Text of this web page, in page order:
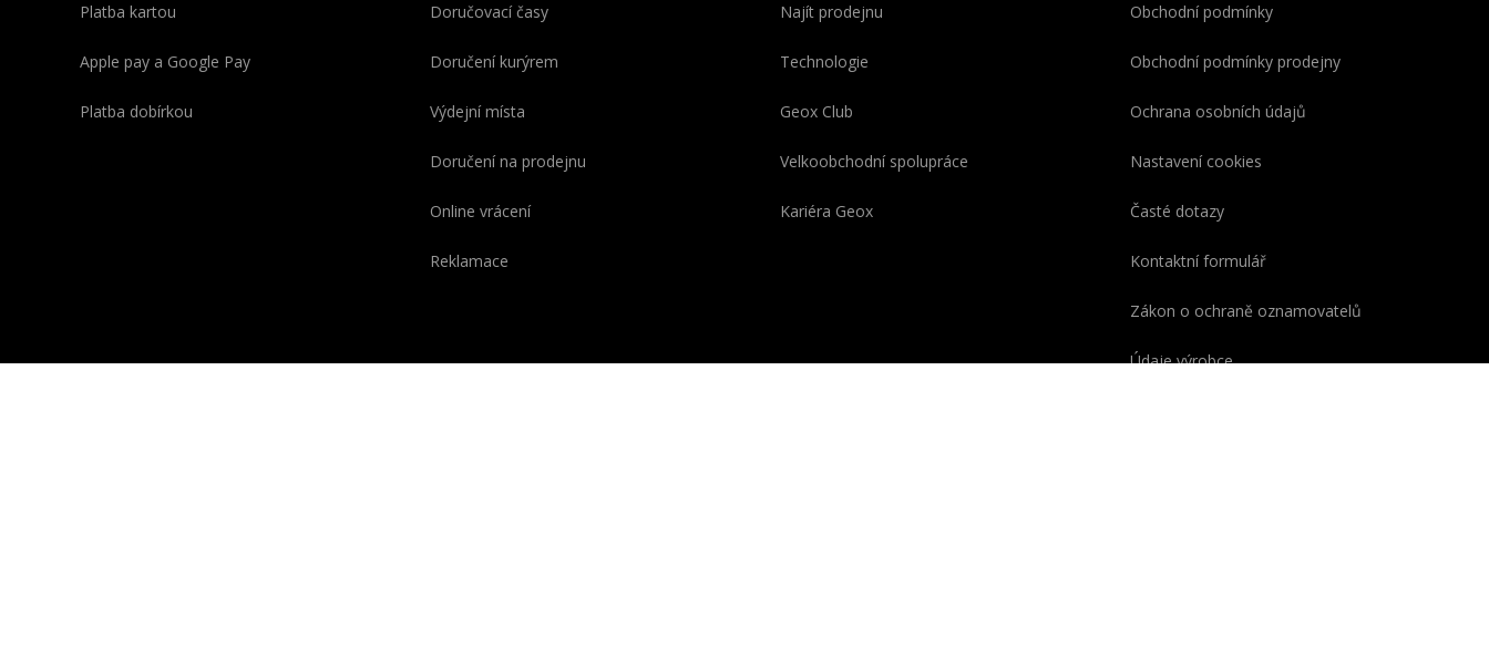
Platba kartou
Apple pay a Google Pay
Platba dobírkou
Doručovací časy
Doručení kurýrem
Výdejní místa
Doručení na prodejnu
Online vrácení
Reklamace
Najít prodejnu
Technologie
Geox Club
Velkoobchodní spolupráce
Kariéra Geox
Obchodní podmínky
Obchodní podmínky prodejny
Ochrana osobních údajů
Nastavení cookies
Časté dotazy
Kontaktní formulář
Zákon o ochraně oznamovatelů
Údaje výrobce